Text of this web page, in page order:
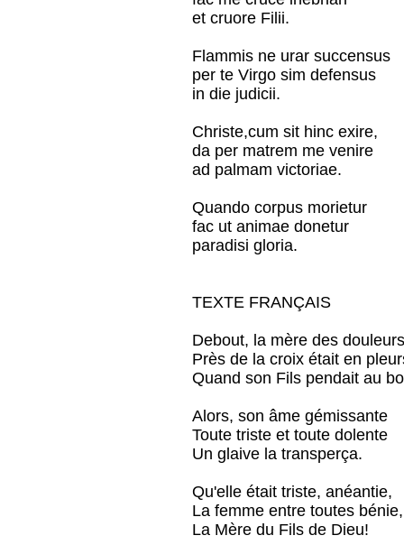
et cruore Filii.
Flammis ne urar succensus
per te Virgo sim defensus
in die judicii.
Christe,cum sit hinc exire,
da per matrem me venire
ad palmam victoriae.
Quando corpus morietur
fac ut animae donetur
paradisi gloria.
TEXTE FRANÇAIS
Debout, la mère des
Près de la croix était en
Quand son Fils pendait au
Alors, son âme gémissante
Toute triste et toute dolente
Un glaive la transperça.
Qu'elle était triste, anéantie,
La femme entre toutes bénie,
La Mère du Fils de Dieu!